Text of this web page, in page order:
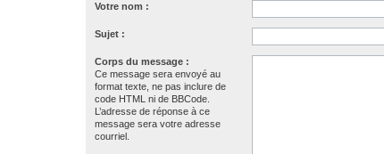
Votre nom :
Sujet :
Corps du message :
Ce message sera envoyé au
format texte, ne pas inclure de
code HTML ni de BBCode.
L’adresse de réponse à ce
message sera votre adresse
courriel.